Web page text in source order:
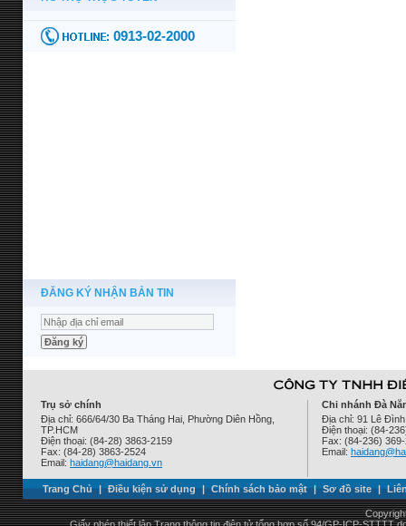
ĐĂNG KÝ NHẬN BẢN TIN
Trụ sở chính
Địa chỉ: 666/64/30 Ba Tháng Hai, Phường Diên Hồng,
TP.HCM
Điện thoại: (84-28) 3863-2159
Fax: (84-28) 3863-2524
Email: haidang@haidang.vn
Chi nhánh Đà
Địa chỉ: 91 Lê
Điện thoại: (84-
Fax: (84-236)
Email:
Trang Chủ | Điều kiện sử dụng | Chính sách bảo mật | Sơ đồ site |